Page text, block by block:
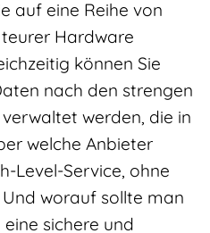
auf eine Reihe von
Hardware
können Sie
nach den strengen
werden, die in
welche Anbieter
Level-Service, ohne
worauf sollte man
sichere und